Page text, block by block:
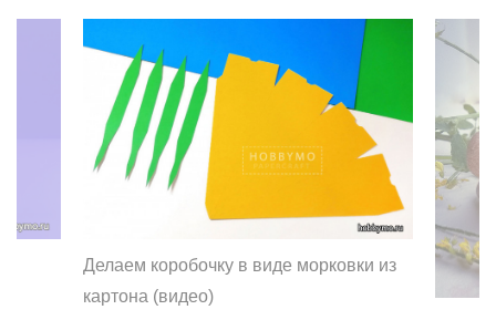
Делаем коробочку в виде морковки из
картона (видео)